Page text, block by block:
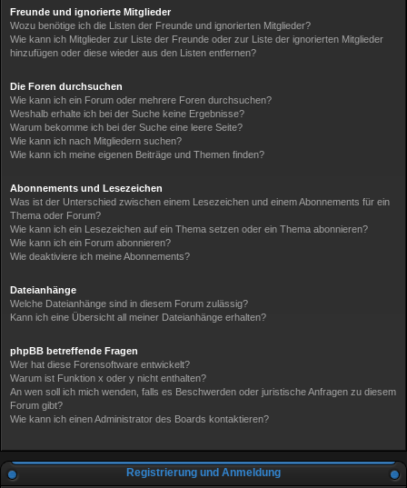
Freunde und ignorierte Mitglieder
Wozu benötige ich die Listen der Freunde und ignorierten Mitglieder?
Wie kann ich Mitglieder zur Liste der Freunde oder zur Liste der ignorierten Mitglieder
hinzufügen oder diese wieder aus den Listen entfernen?
Die Foren durchsuchen
Wie kann ich ein Forum oder mehrere Foren durchsuchen?
Weshalb erhalte ich bei der Suche keine Ergebnisse?
Warum bekomme ich bei der Suche eine leere Seite?
Wie kann ich nach Mitgliedern suchen?
Wie kann ich meine eigenen Beiträge und Themen finden?
Abonnements und Lesezeichen
Was ist der Unterschied zwischen einem Lesezeichen und einem Abonnements für ein
Thema oder Forum?
Wie kann ich ein Lesezeichen auf ein Thema setzen oder ein Thema abonnieren?
Wie kann ich ein Forum abonnieren?
Wie deaktiviere ich meine Abonnements?
Dateianhänge
Welche Dateianhänge sind in diesem Forum zulässig?
Kann ich eine Übersicht all meiner Dateianhänge erhalten?
phpBB betreffende Fragen
Wer hat diese Forensoftware entwickelt?
Warum ist Funktion x oder y nicht enthalten?
An wen soll ich mich wenden, falls es Beschwerden oder juristische Anfragen zu diesem
Forum gibt?
Wie kann ich einen Administrator des Boards kontaktieren?
Registrierung und Anmeldung